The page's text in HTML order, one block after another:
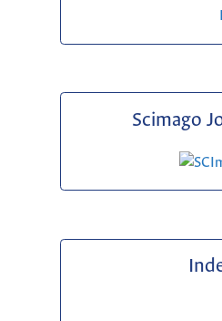
Scimago